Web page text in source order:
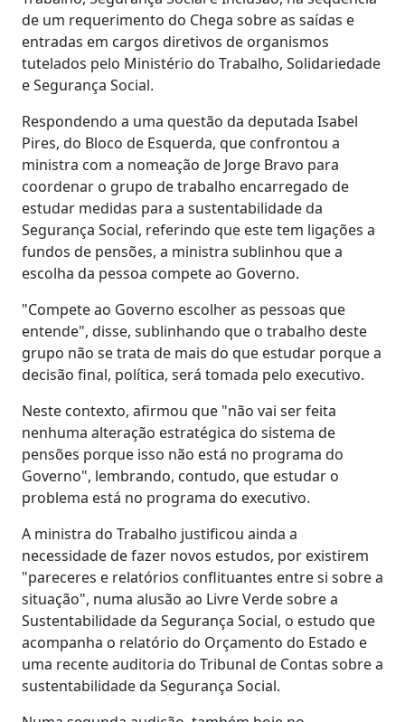
de um requerimento do Chega sobre as saídas e
entradas em cargos diretivos de organismos
tutelados pelo Ministério do Trabalho, Solidariedade
e Segurança Social.
Respondendo a uma questão da deputada Isabel
Pires, do Bloco de Esquerda, que confrontou a
ministra com a nomeação de Jorge Bravo para
coordenar o grupo de trabalho encarregado de
estudar medidas para a sustentabilidade da
Segurança Social, referindo que este tem ligações a
fundos de pensões, a ministra sublinhou que a
escolha da pessoa compete ao Governo.
"Compete ao Governo escolher as pessoas que
entende", disse, sublinhando que o trabalho deste
grupo não se trata de mais do que estudar porque a
decisão final, política, será tomada pelo executivo.
Neste contexto, afirmou que "não vai ser feita
nenhuma alteração estratégica do sistema de
pensões porque isso não está no programa do
Governo", lembrando, contudo, que estudar o
problema está no programa do executivo.
A ministra do Trabalho justificou ainda a
necessidade de fazer novos estudos, por existirem
"pareceres e relatórios conflituantes entre si sobre a
situação", numa alusão ao Livre Verde sobre a
Sustentabilidade da Segurança Social, o estudo que
acompanha o relatório do Orçamento do Estado e
uma recente auditoria do Tribunal de Contas sobre a
sustentabilidade da Segurança Social.